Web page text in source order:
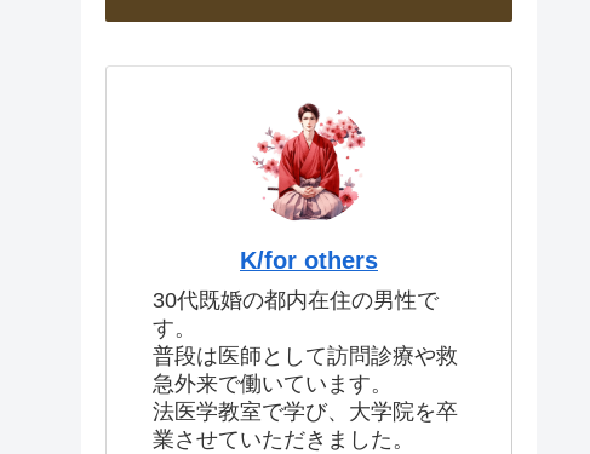
K/for others
30代既婚の都内在住の男性で
す。
普段は医師として訪問診療や救
急外来で働いています。
法医学教室で学び、大学院を卒
業させていただきました。